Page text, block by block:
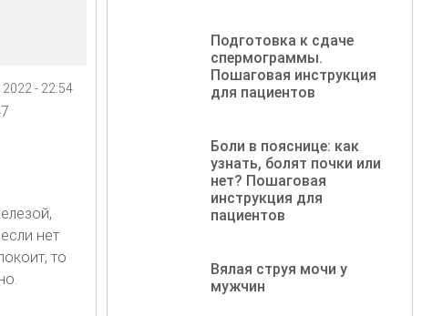
2022 - 22:54
нет
то
Подготовка к сдаче
спермограммы.
Пошаговая инструкция
для пациентов
Боли в пояснице: как
узнать, болят почки или
нет? Пошаговая
инструкция для
пациентов
Вялая струя мочи у
мужчин